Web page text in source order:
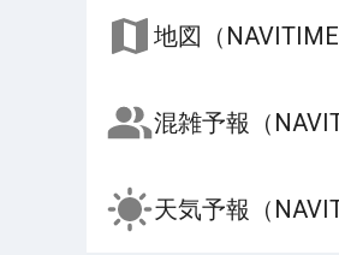
地図（NAVITIME
混雑予報（
天気予報（